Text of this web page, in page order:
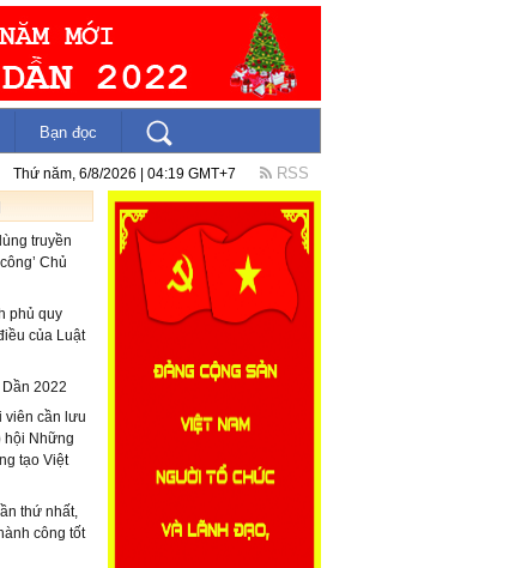
Bạn đọc
RSS
Thứ năm, 6/8/2026 | 04:19 GMT+7
truyền
Chủ
phủ quy
của Luật
2022
viên cần lưu
hội Những
tạo Việt
thứ nhất,
công tốt